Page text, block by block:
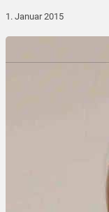
1. Januar 2015